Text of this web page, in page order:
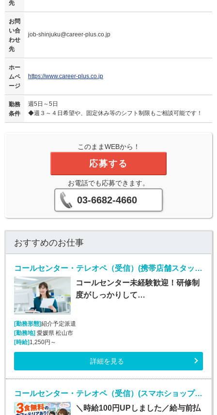
先
お問
い合
わせ
先
job-shinjuku@career-plus.co.jp
ホー
ムペ
ージ
https://www.career-plus.co.jp
勤務
条件
週5日～5日
◆週３～４日希望や、固定休み等のシフト制限もご相談可能です！
このままWEBから！
応募する
お電話でも応募できます。
03-6682-4660
おすすめのお仕事
コールセンター・テレオペ（受信）(携帯店舗スタッフからの電話遠隔サポート)
コールセンター未経験歓迎！研修制
度がしっかりして…
[勤務形態]紹介予定派遣
[勤務地] 愛媛県 松山市
[時給] 1,250円～
詳細を見る
コールセンター・テレオペ（受信）(スマホショップスタッフの電話サポート)
＼時給100円UPしました／給与前払